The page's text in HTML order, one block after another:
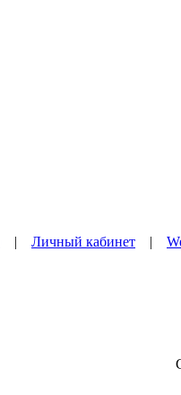
| Личный кабинет |